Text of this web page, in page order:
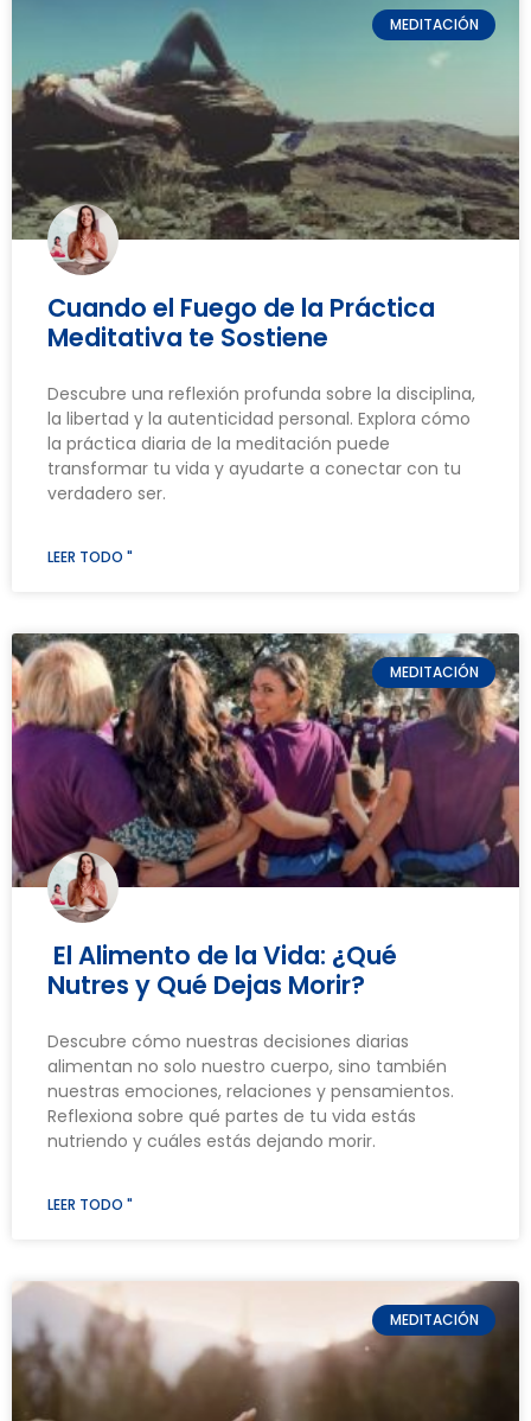
MEDITACIÓN
Cuando el Fuego de la Práctica
Meditativa te Sostiene
Descubre una reflexión profunda sobre la disciplina,
la libertad y la autenticidad personal. Explora cómo
la práctica diaria de la meditación puede
transformar tu vida y ayudarte a conectar con tu
verdadero ser.
LEER TODO "
MEDITACIÓN
El Alimento de la Vida: ¿Qué
Nutres y Qué Dejas Morir?
Descubre cómo nuestras decisiones diarias
alimentan no solo nuestro cuerpo, sino también
nuestras emociones, relaciones y pensamientos.
Reflexiona sobre qué partes de tu vida estás
nutriendo y cuáles estás dejando morir.
LEER TODO "
MEDITACIÓN